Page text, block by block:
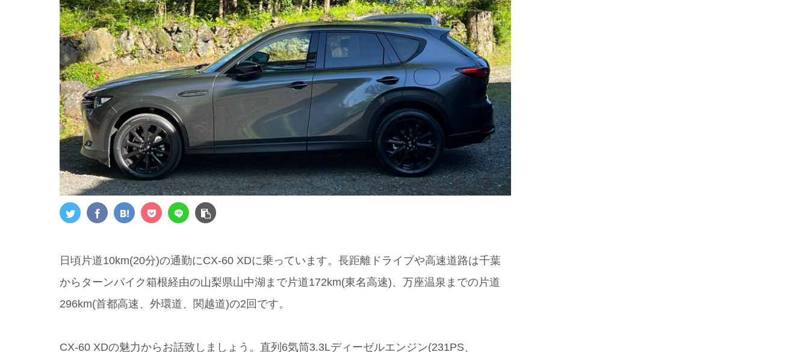
日頃片道10km(20分)の通勤にCX-60 XDに乗っています。長距離ドライブや高速道路は千葉
からターンパイク箱根経由の山梨県山中湖まで片道172km(東名高速)、万座温泉までの片道
296km(首都高速、外環道、関越道)の2回です。
CX-60 XDの魅力からお話致しましょう。直列6気筒3.3Lディーゼルエンジン(231PS、